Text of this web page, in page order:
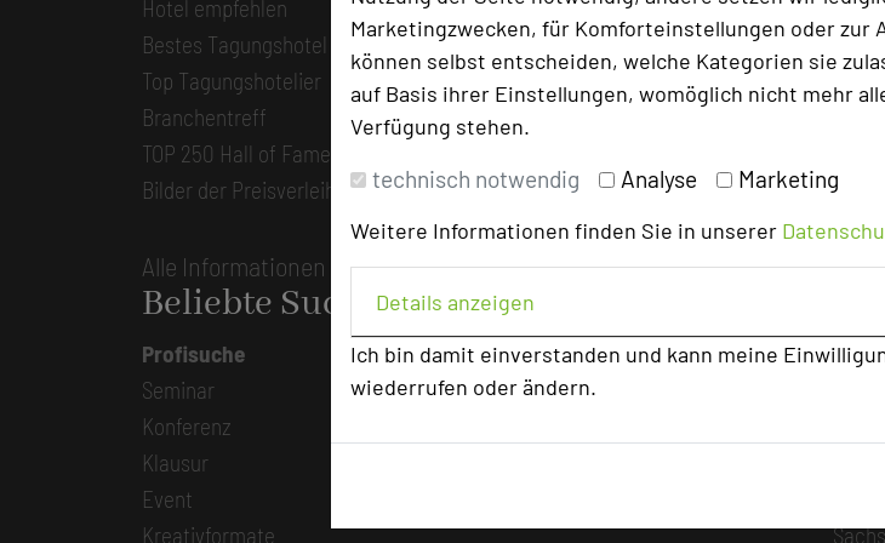
Marketingzwecken, für Komforteinstellungen oder zur
können selbst entscheiden, welche Kategorien sie
auf Basis ihrer Einstellungen, womöglich nicht mehr
Verfügung stehen.
technisch notwendig Analyse Marketing
Weitere Informationen finden Sie in unserer
Details anzeigen
Ich bin damit einverstanden und kann meine
wiederrufen oder ändern.
Hotel empfehlen
Bestes Tagungshotel 2026
Top Tagungshotelier
Branchentreff
TOP 250 Hall of Fame
Bilder der Preisverleihung
Alle Informationen
Beliebte Suchlisten
Profisuche
Seminar
Konferenz
Klausur
Event
Kreativformate
Alle
Berlin